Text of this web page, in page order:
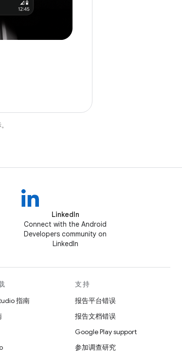
LinkedIn
Connect with the Android
Developers community on
LinkedIn
指南
支持
报告平台错误
报告文档错误
Google Play support
参加调查研究